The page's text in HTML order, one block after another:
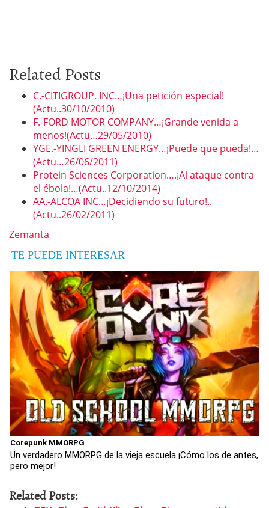
Related Posts
C.-CITIGROUP, INC…¡Una petición especial!
(Actu..30/10/2010)
F.-FORD MOTOR COMPANY…¡Grande venida a
menos!(Actu…29/05/2010)
YGE.-YINGLI GREEN ENERGY…¡Puede que pueda!…
(Actu…26/06/2011)
Protein Sciences Corporation….¡Al ataque contra
el ébola!…(Actu..12/10/2014)
AA.-ALCOA INC…¡Decidiendo su futuro!..
(Actu..26/02/2011)
Zemanta
TE PUEDE INTERESAR
Corepunk MMORPG
Un verdadero MMORPG de la vieja escuela ¡Cómo los de antes,
pero mejor!
Related Posts: